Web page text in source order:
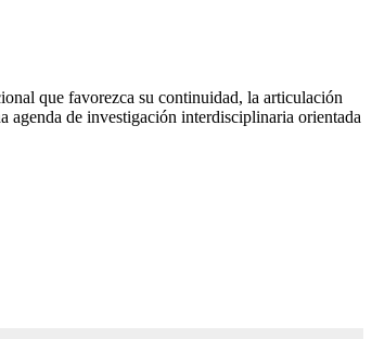
que favorezca su continuidad, la articulación
agenda de investigación interdisciplinaria orientada